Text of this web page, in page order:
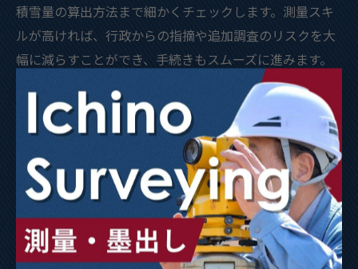
積雪量の算出方法まで細かくチェックします。測量スキ
ルが高ければ、行政からの指摘や追加調査のリスクを大
幅に減らすことができ、手続きもスムーズに進みます。
逆に、基準を正しく理解していない場合、設計変更や再
調査が必要となり、プロジェクト全体の遅延やコスト増
加につながることも。
このように、建築測量スキルを高めることは、行政との
円滑なコミュニケーションや、必要書類の適正な提出、
さらには安全な構造設計の実現に直結します。最新の基
準や通達を多摩建築指導事務所の公式情報などから常に
更新し、実務に反映させる姿勢が重要です。